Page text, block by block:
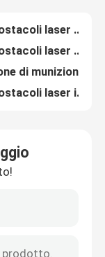
Dispositivo di rimozione degli ostacoli laser Power Grid da 1000 W 1080 nm
Saldatrice laser portatile 1000W Saldatrice laser portatile in modalità modulazione 3.5KW